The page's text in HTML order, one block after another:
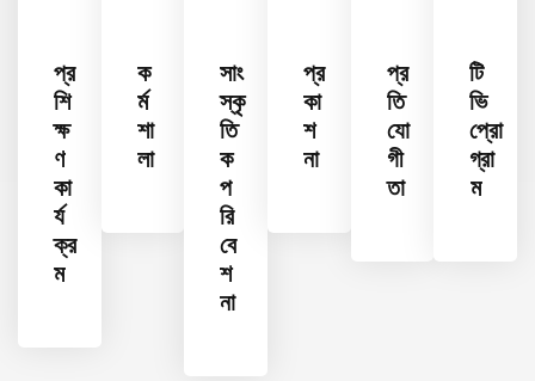
প্র
শি
ক্ষ
ণ
কা
র্য
ক্র
ম
ক
র্ম
শা
লা
সাং
স্কৃ
তি
ক
প
রি
বে
শ
না
প্র
কা
শ
না
প্র
তি
যো
গী
তা
টি
ভি
প্রো
গ্রা
ম